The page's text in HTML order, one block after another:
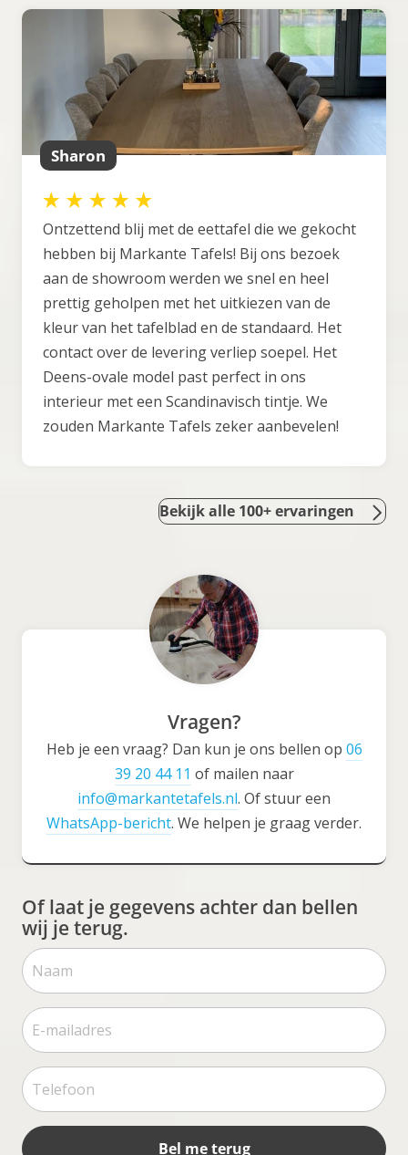
Sharon
Ontzettend blij met de eettafel die we gekocht
hebben bij Markante Tafels! Bij ons bezoek
aan de showroom werden we snel en heel
prettig geholpen met het uitkiezen van de
kleur van het tafelblad en de standaard. Het
contact over de levering verliep soepel. Het
Deens-ovale model past perfect in ons
interieur met een Scandinavisch tintje. We
zouden Markante Tafels zeker aanbevelen!
Bekijk alle 100+ ervaringen
Vragen?
Heb je een vraag? Dan kun je ons bellen op 06
39 20 44 11 of mailen naar
info@markantetafels.nl. Of stuur een
WhatsApp-bericht. We helpen je graag verder.
Of laat je gegevens achter dan bellen
wij je terug.